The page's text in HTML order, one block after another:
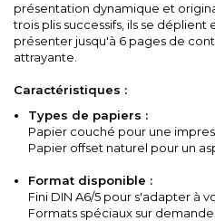
présentation dynamique et
trois plis successifs, ils se
présenter jusqu'à 6 pages de
attrayante.
Caractéristiques :
Types de papiers :
Papier couché pour une
Papier offset naturel pour un
Format disponible :
Fini DIN A6/5 pour s'adapter à
Formats spéciaux sur demande.